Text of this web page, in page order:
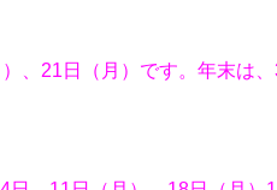
、21日（月）です。年末は